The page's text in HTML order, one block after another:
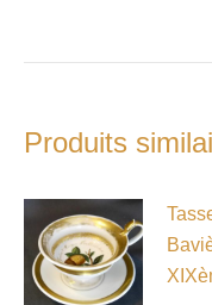
Produits